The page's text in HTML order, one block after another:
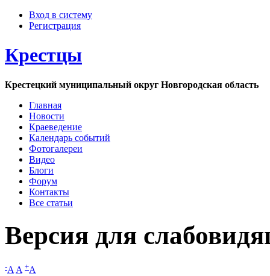
Вход в систему
Регистрация
Крестцы
Крестецкий муниципальный округ Новгородская область
Главная
Новости
Краеведение
Календарь событий
Фотогалереи
Видео
Блоги
Форум
Контакты
Все статьи
Версия для
-A A +A